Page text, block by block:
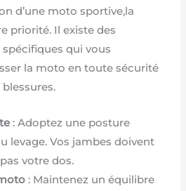
d’une moto sportive,la
priorité. Il existe des
qui vous
la moto en toute sécurité
: Adoptez une posture
levage. Vos jambes doivent
votre dos.
: Maintenez un équilibre